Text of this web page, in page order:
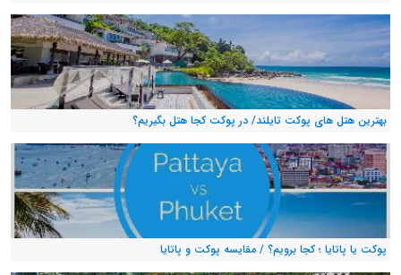
بهترین هتل های پوکت تایلند/ در پوکت کجا هتل بگیریم؟
پوکت یا پاتایا ؛ کجا برویم؟ / مقایسه پوکت و پاتایا